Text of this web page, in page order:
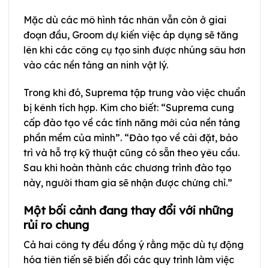
Mặc dù các mô hình tác nhân vẫn còn ở giai
đoạn đầu, Groom dự kiến việc áp dụng sẽ tăng
lên khi các công cụ tạo sinh được nhúng sâu hơn
vào các nền tảng an ninh vật lý.
Trong khi đó, Suprema tập trung vào việc chuẩn
bị kênh tích hợp. Kim cho biết: “Suprema cung
cấp đào tạo về các tính năng mới của nền tảng
phần mềm của mình”. “Đào tạo về cài đặt, bảo
trì và hỗ trợ kỹ thuật cũng có sẵn theo yêu cầu.
Sau khi hoàn thành các chương trình đào tạo
này, người tham gia sẽ nhận được chứng chỉ.”
Một bối cảnh đang thay đổi với những
rủi ro chung
Cả hai công ty đều đồng ý rằng mặc dù tự động
hóa tiên tiến sẽ biến đổi các quy trình làm việc